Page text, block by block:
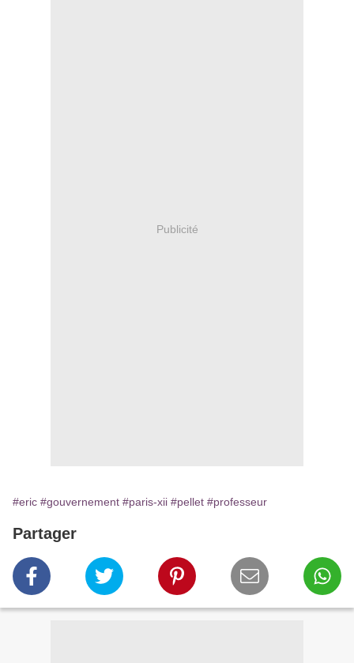
Publicité
#eric #gouvernement #paris-xii #pellet #professeur
Partager